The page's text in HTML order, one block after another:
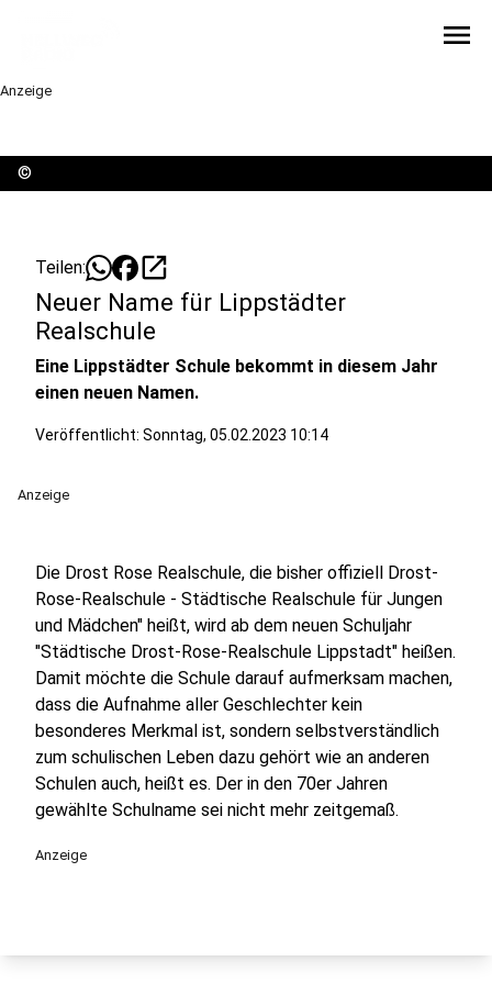
menu
Anzeige
©
Teilen: open_in_new
Neuer Name für Lippstädter
Realschule
Eine Lippstädter Schule bekommt in diesem Jahr
einen neuen Namen.
Veröffentlicht: Sonntag, 05.02.2023 10:14
Anzeige
Die Drost Rose Realschule, die bisher offiziell Drost-
Rose-Realschule - Städtische Realschule für Jungen
und Mädchen" heißt, wird ab dem neuen Schuljahr
"Städtische Drost-Rose-Realschule Lippstadt" heißen.
Damit möchte die Schule darauf aufmerksam machen,
dass die Aufnahme aller Geschlechter kein
besonderes Merkmal ist, sondern selbstverständlich
zum schulischen Leben dazu gehört wie an anderen
Schulen auch, heißt es. Der in den 70er Jahren
gewählte Schulname sei nicht mehr zeitgemaß.
Anzeige